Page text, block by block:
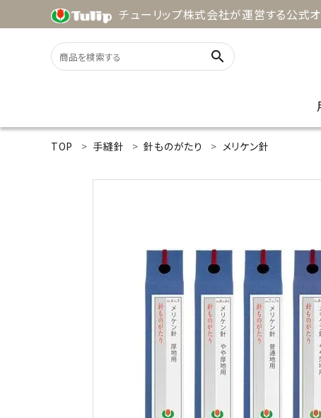
チューリップ株式会社が運営する公式オ
search
ACCOUNT MENU
search
TOP 手縫針 針ものがたり メリケン針